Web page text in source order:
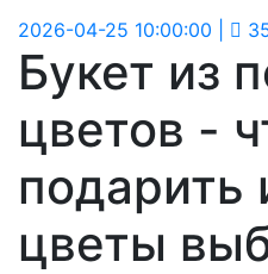
2026-04-25 10:00:00
Букет из
цветов -
подарить
цветы